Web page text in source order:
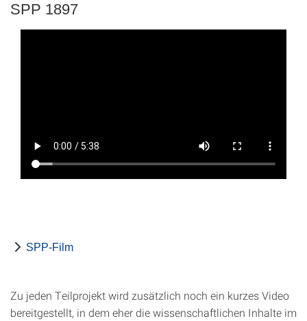
SPP 1897
SPP-Film
Zu jeden Teilprojekt wird zusätzlich noch ein kurzes Video
bereitgestellt, in dem eher die wissenschaftlichen Inhalte im